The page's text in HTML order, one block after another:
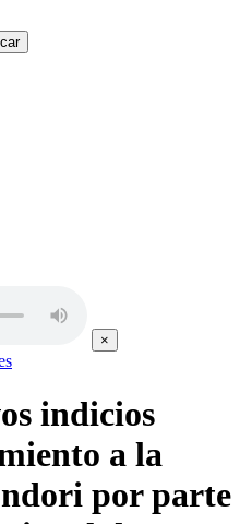
×
indicios
a la
por parte